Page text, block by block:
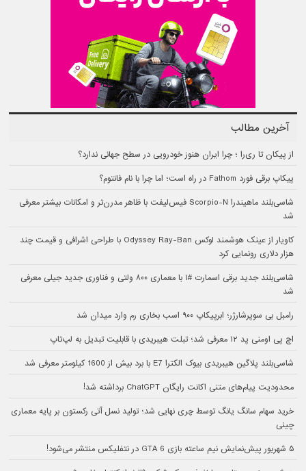
آخرین مطالب
از پیکان تا ری‌را ؛ چرا ایران هنوز خودرویی در سطح جهانی ندارد؟
پیکاپ برقی فورد Fathom در راه است؛ اما چرا با نام فانتوم؟
شاسی‌بلند ماهیندرا Scorpio-N فیس‌لیفت با ظاهر مدرن‌تر و امکانات بیشتر معرفی
شد
کاویار از عینک هوشمند لوکس Odyssey Ray-Ban با طراحی اشرافی و قیمت چند
هزار دلاری رونمایی کرد
شاسی‌بلند جدید برقی اسمارت #۱ با معماری ۸۰۰ ولتی و فناوری جدید جیلی معرفی
شد
رامبل بی سوپرشارژر؛ ابرپیکاپ ۹۰۰ اسب بخاری رم وارد میدان شد
اچ پی اومنی پد ۱۲ معرفی شد؛ تبلت هیبریدی با قابلیت تبدیل به لپ‌تاپ
شاسی‌بلند پلاگین هیبریدی بیوک الکترا E7 با برد بیش از 1600 کیلومتر معرفی شد
محدودیت پیام‌های متنی اکانت رایگان ChatGPT برداشته شد!
خرید سهام سانگ‌ یانگ توسط چری نهایی شد؛ تولید نسل آتی رکستون بر پایه معماری
چینی
۵ شهریور پیش‌نمایش نیم ساعته بازی GTA 6 در نتفلیکس منتشر می‌شود!